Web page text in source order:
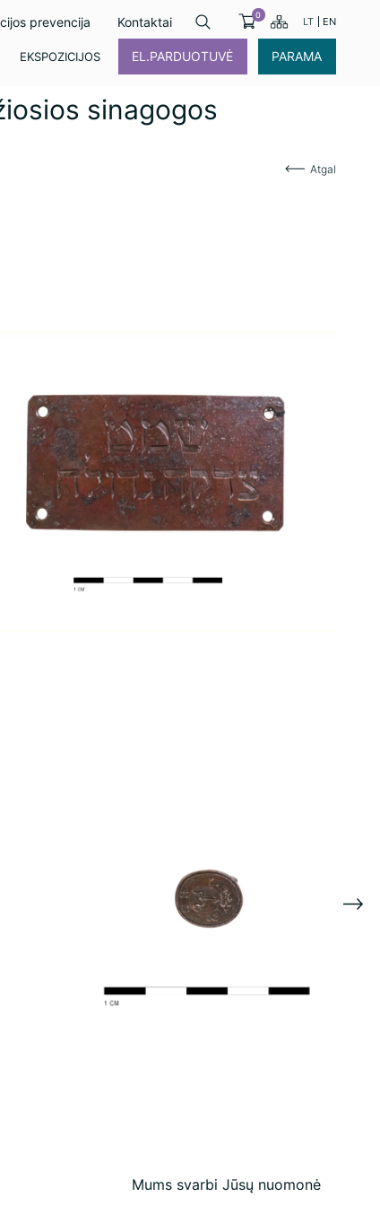
prevencija Kontaktai 0
LT EN
EKSPOZICIJOS EL.PARDUOTUVĖ PARAMA
sinagogos
Atgal
Mums svarbi Jūsų nuomonė